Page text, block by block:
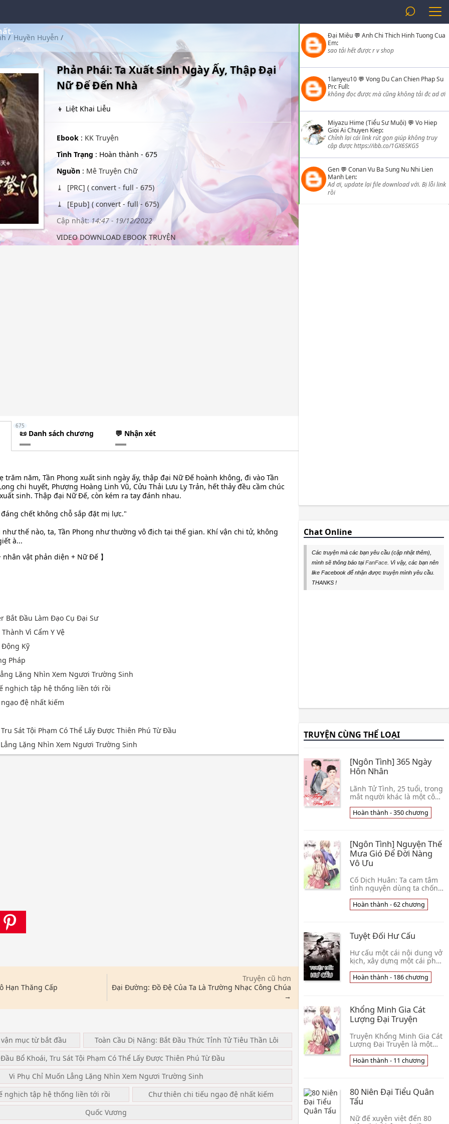
⌕
/ Huyền Huyễn /
Phản Phái: Ta Xuất Sinh Ngày Ấy, Thập Đại
Nữ Đế Đến Nhà
👦 Liệt Khai Liễu
Ebook : KK Truyện
Tình Trạng : Hoàn thành - 675
Nguồn: Mê Truyện Chữ
[PRC] ( convert - full - 675)
[Epub] ( convert - full - 675)
Cập nhật:14:47 - 19/12/2022
VIDEO DOWNLOAD EBOOK TRUYỆN
📜 Danh sách chương
675
💬 Nhận xét
trăm năm, Tần Phong xuất sinh ngày ấy, thập đại Nữ Đế hoành không, đi vào Tần
chi huyết, Phượng Hoàng Linh Vũ, Cửu Thải Lưu Ly Trản, hết thảy đều cầm chúc
sinh. Thập đại Nữ Đế, còn kém ra tay đánh nhau.
đáng chết không chỗ sắp đặt mị lực."
thế nào, ta, Tần Phong như thường vô địch tại thế gian. Khí vận chi tử, không
à...
nhân vật phản diện + Nữ Đế 】
Bắt Đầu Làm Đạo Cụ Đại Sư
Vì Cẩm Y Vệ
Động Kỹ
Pháp
Lặng Nhìn Xem Ngươi Trường Sinh
nghịch tập hệ thống liền tới rồi
đệ nhất kiếm
Sát Tội Phạm Có Thể Lấy Được Thiên Phú Từ Đầu
Lặng Nhìn Xem Ngươi Trường Sinh
Hạn Thăng Cấp
Truyện cũ hơn
Đại Đường: Đồ Đệ Của Ta Là Trường Nhạc Công Chúa
→
mục từ bắt đầu
Toàn Cầu Dị Năng: Bắt Đầu Thức Tỉnh Tử Tiêu Thần Lôi
Bổ Khoái, Tru Sát Tội Phạm Có Thể Lấy Được Thiên Phú Từ Đầu
Vi Phụ Chỉ Muốn Lẳng Lặng Nhìn Xem Ngươi Trường Sinh
nghịch tập hệ thống liền tới rồi
Chư thiên chi tiếu ngạo đệ nhất kiếm
Quốc Vương
Đại Miêu 💬 Anh Chi Thich Hinh Tuong Cua
Em:
sao tải hết được r v shop
1lanyeu10 💬 Vong Du Can Chien Phap Su
Prc Full:
không đọc được mà cũng không tải đc ad ơi
Miyazu Hime (Tiểu Sư Muội) 💬 Vo Hiep
Gioi Ai Chuyen Kiep:
Chỉnh lại cái link rút gọn giúp không truy
cập được https://ibb.co/1GX6SKG5
Gen 💬 Conan Vu Ba Sung Nu Nhi Lien
Manh Len:
Ad ơi, update lại file download với. Bị lỗi link
rồi
Chat Online
Các truyện mà các bạn yêu cầu (cập nhật thêm),
mình sẽ thông báo tạiFanFace . Vì vậy, các bạn nên
like Facebook để nhận được truyện mình yêu cầu.
THANKS !
TRUYỆN CÙNG THỂ LOẠI
[Ngôn Tình] 365 Ngày
Hôn Nhân
Lãnh Tử Tình, 25 tuổi, trong
mắt người khác là một cô
chí tiến thủ, cũng là một
nhà văn được yêu thích
Kiêu Dương. Hai người từ
nhỏ đã ấn định hôn ước, vì
yêu cầu bức thiết của hai
bên cha mẹ liền đồng ý kết
hôn. Tình Trạng : [Hoàn
thành - 350] Nguồn : Sưu
tầm Tải về đọc Offline Xem
thêm »
Hoàn thành - 350 chương
[Ngôn Tình] Nguyện Thế
Mưa Gió Để Đời Nàng
Vô Ưu
Cố Dịch Huân: Ta cam tâm
tình nguyện dùng ta chống
đời nàng vô ưu!Một cặp đôi
trời sinh tương phản, tiểu
dũng khí, từ nay v
Hoàn thành - 62 chương
Tuyệt Đối Hư Cấu
Hư cấu một cái nội dung vở
kịch, xây dựng một cái phó
trong phó bản quyết đấu
sinh tử, ta ngồi một bên
Biết được chân tướng ng
Hoàn thành - 186 chương
Khổng Minh Gia Cát
Lượng Đại Truyện
Truyện Khổng Minh Gia Cát
Lượng Đại Truyện là một
lịch sử, đô thị được gửi đến
bạn đọc trên trang đọc
cùng thể loại như: Tay S
Hoàn thành - 11 chương
80 Niên Đại Tiểu Quân
Tẩu
Nữ đế xuyên việt đến 80